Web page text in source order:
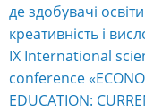
де здобувачі
креативність і
IX International
conference
EDUCATION: